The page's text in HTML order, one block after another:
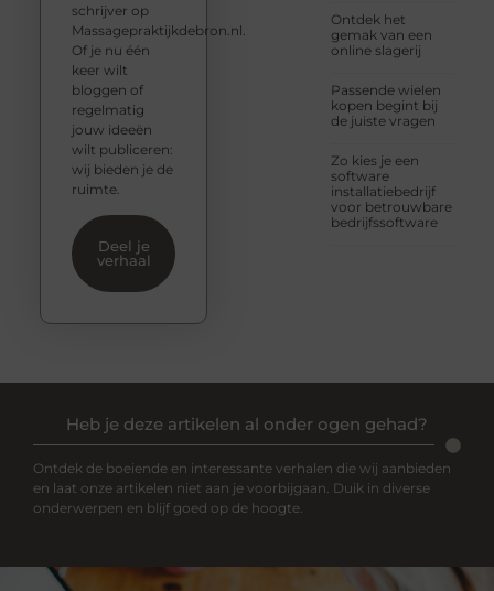
Ontdek het
gemak van een
online slagerij
Passende wielen
kopen begint bij
de juiste vragen
Zo kies je een
software
installatiebedrijf
voor betrouwbare
bedrijfssoftware
schrijver op
Massagepraktijkdebron.nl.
Of je nu één
keer wilt
bloggen of
regelmatig
jouw ideeën
wilt publiceren:
wij bieden je de
ruimte.
Deel je
verhaal
Heb je deze artikelen al onder ogen gehad?
Ontdek de boeiende en interessante verhalen die wij aanbieden
en laat onze artikelen niet aan je voorbijgaan. Duik in diverse
onderwerpen en blijf goed op de hoogte.